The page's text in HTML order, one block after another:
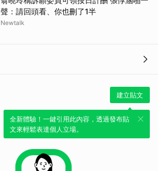
聲：請回頭看、你也刪了1半
Newtalk
建立貼文
全新體驗！一鍵引用此內容，透過發布貼
文來輕鬆表達個人立場。